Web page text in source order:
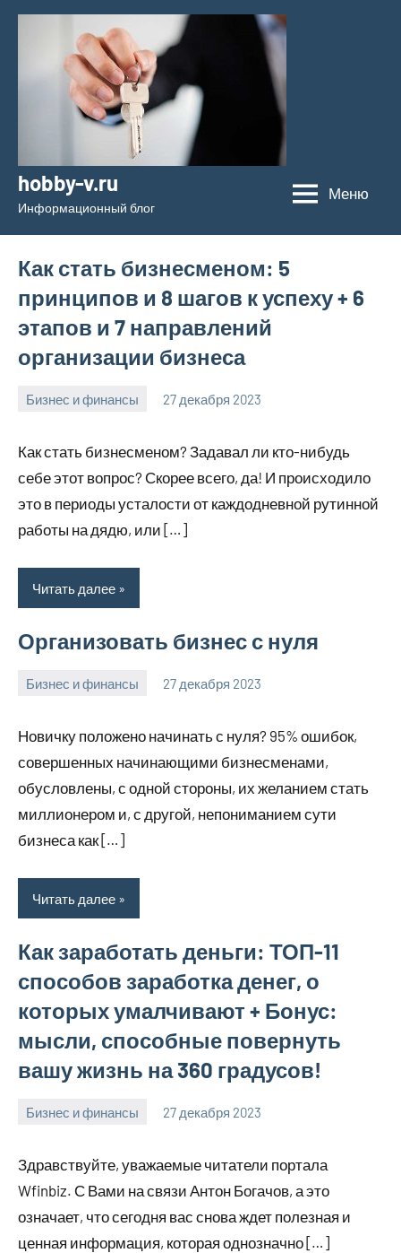
Перейти
содержимому
hobby-v.ru
Информационный блог
Меню
Как стать бизнесменом: 5
принципов и 8 шагов к успеху + 6
этапов и 7 направлений
организации бизнеса
Бизнес и финансы 27 декабря 2023
Как стать бизнесменом? Задавал ли кто-нибудь
себе этот вопрос? Скорее всего, да! И происходило
это в периоды усталости от каждодневной рутинной
работы на дядю, или […]
Читать далее
Организовать бизнес с нуля
Бизнес и финансы 27 декабря 2023
Новичку положено начинать с нуля? 95% ошибок,
совершенных начинающими бизнесменами,
обусловлены, с одной стороны, их желанием стать
миллионером и, с другой, непониманием сути
бизнеса как […]
Читать далее
Как заработать деньги: ТОП-11
способов заработка денег, о
которых умалчивают + Бонус:
мысли, способные повернуть
вашу жизнь на 360 градусов!
Бизнес и финансы 27 декабря 2023
Здравствуйте, уважаемые читатели портала
Wfinbiz. С Вами на связи Антон Богачов, а это
означает, что сегодня вас снова ждет полезная и
ценная информация, которая однозначно […]